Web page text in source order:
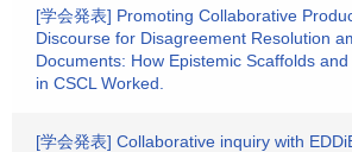
[学会発表] Promoting Collaborative
Discourse for Disagreement Resolution
Documents: How Epistemic Scaffolds
in CSCL Worked.
[学会発表] Collaborative inquiry with